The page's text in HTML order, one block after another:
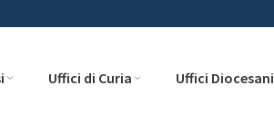
Uffici di Curia Uffici Diocesani